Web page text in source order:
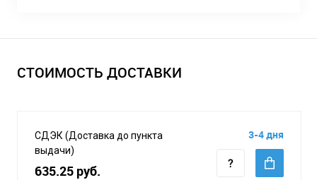
СТОИМОСТЬ ДОСТАВКИ
СДЭК (Доставка до пункта
выдачи)
635.25 руб.
3-4 дня